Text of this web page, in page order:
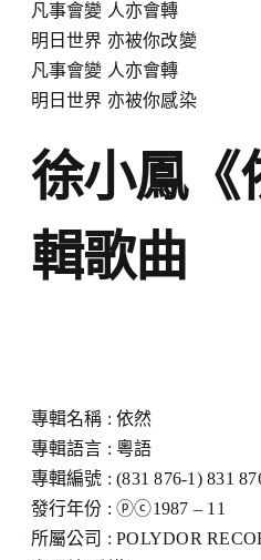
凡事會變 人亦會轉
明日世界 亦被你改變
凡事會變 人亦會轉
明日世界 亦被你感染
徐小鳳《
輯歌曲
專輯名稱 : 依然
專輯語言 : 粵語
專輯編號 : (831 876-1) 831
發行年份 : ⓟⓒ1987 – 11
所屬公司 : POLYDOR